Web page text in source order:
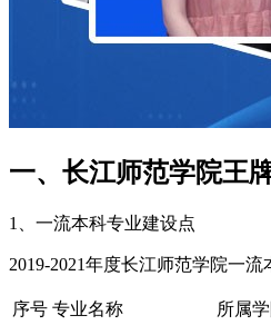
一、长江师范学院王
1、一流本科专业建设点
2019-2021年度长江师范学院一
序号 专业名称 所属